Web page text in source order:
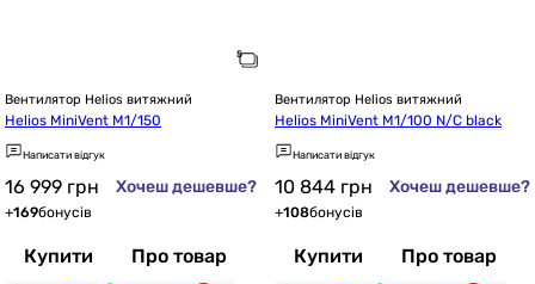
Вентилятор Helios витяжний
Helios MiniVent M1/150
Написати відгук
16 999 грн Хочеш дешевше?
+169бонусів
Купити Про товар
Вентилятор Helios витяжний
Helios MiniVent M1/100 N/C black
Написати відгук
10 844 грн Хочеш дешевше?
+108бонусів
Купити Про товар